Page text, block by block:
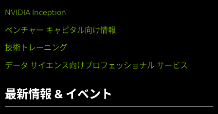
NVIDIA Inception
ベンチャー キャピタル向け情報
技術トレーニング
データ サイエンス向けプロフェッショナル サービス
最新情報 & イベント